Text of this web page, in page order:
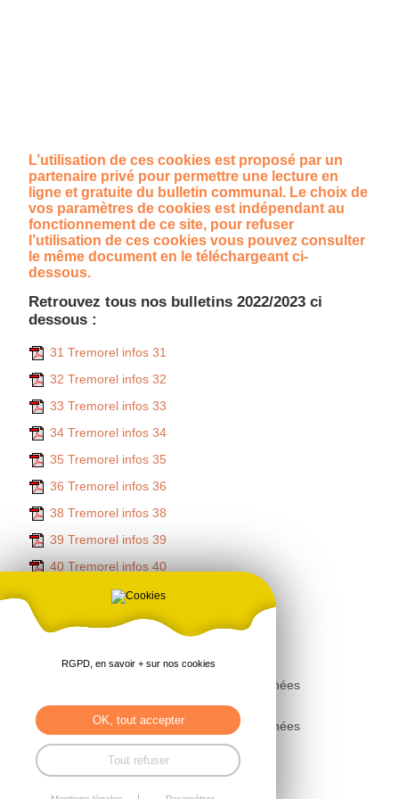
L’utilisation de ces cookies est proposé par un
partenaire privé pour permettre une lecture en
ligne et gratuite du bulletin communal. Le choix de
vos paramètres de cookies est indépendant au
fonctionnement de ce site, pour refuser
l’utilisation de ces cookies vous pouvez consulter
le même document en le téléchargeant ci-
dessous.
Retrouvez tous nos bulletins 2022/2023 ci
dessous :
31 Tremorel infos 31
32 Tremorel infos 32
33 Tremorel infos 33
34 Tremorel infos 34
35 Tremorel infos 35
36 Tremorel infos 36
38 Tremorel infos 38
39 Tremorel infos 39
40 Tremorel infos 40
41-Tremorel infos 41
42 Tremorel infos 42
Retrouvez les archives des bulletins des années
Retrouvez les archives des bulletins des années
RGPD, en savoir + sur nos cookies
OK, tout accepter
Tout refuser